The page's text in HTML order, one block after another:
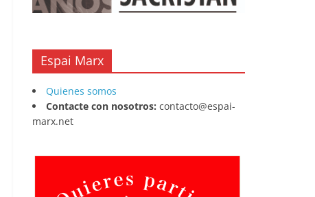
Espai Marx
Quienes somos
Contacte con nosotros: contacto@espai-
marx.net